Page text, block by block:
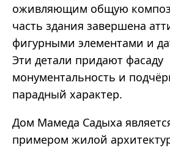
оживляющим общую
часть здания завершена
фигурными элементами и
Эти детали придают фасаду
монументальность и
парадный характер.
Дом Мамеда Садыха
примером жилой